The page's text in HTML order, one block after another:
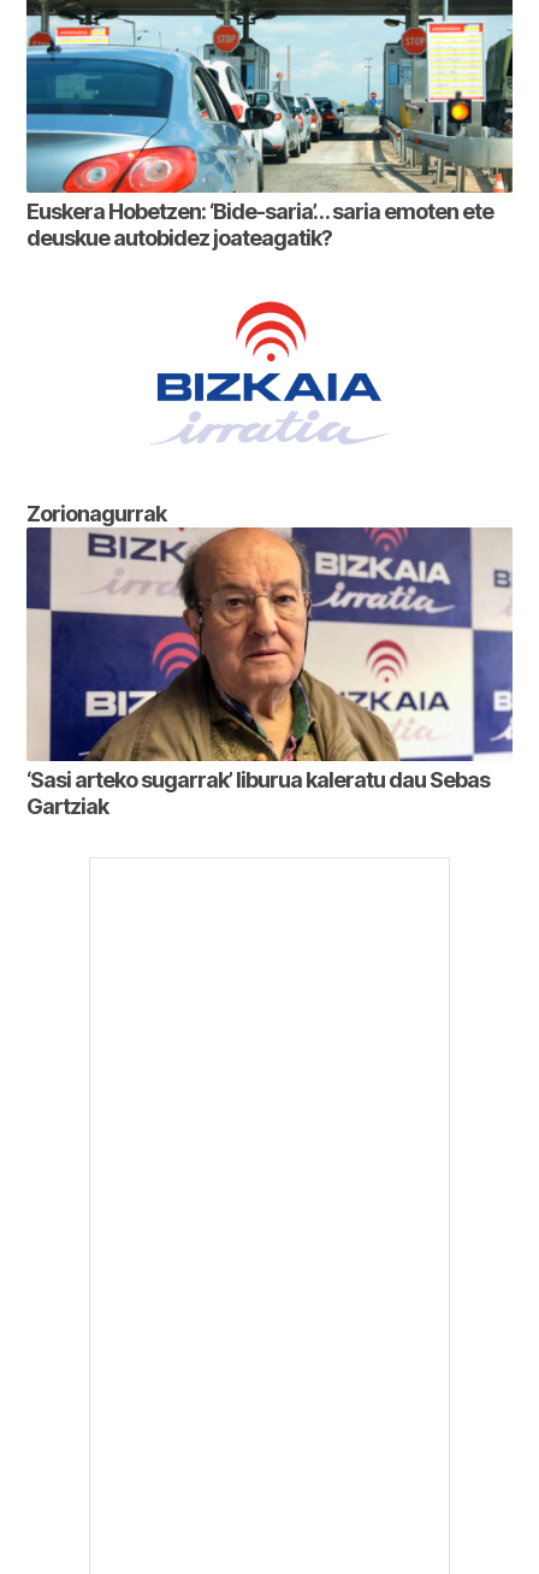
Euskera Hobetzen: ‘Bide-saria’… saria emoten ete
deuskue autobidez joateagatik?
Zorionagurrak
‘Sasi arteko sugarrak’ liburua kaleratu dau Sebas
Gartziak